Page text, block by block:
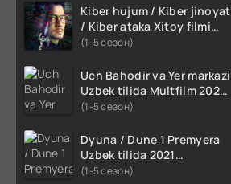
Kiber hujum / Kiber jinoyat
/ Kiber ataka Xitoy filmi
Uzbek tilida O'zbekcha
HD skachat
(1-5 сезон)
Uch Bahodir va Yer markazi
Uzbek tilida Multfilm 2025
tarjima HD skachat
(1-5 сезон)
Dyuna / Dune 1 Premyera
Uzbek tilida 2021
O'zbekcha tarjima kino HD
(1-5 сезон)